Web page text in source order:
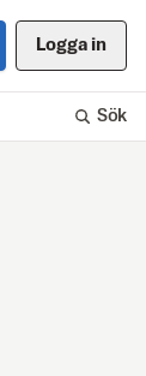
Logga in
Sök